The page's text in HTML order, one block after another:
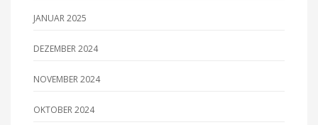
JANUAR 2025
DEZEMBER 2024
NOVEMBER 2024
OKTOBER 2024